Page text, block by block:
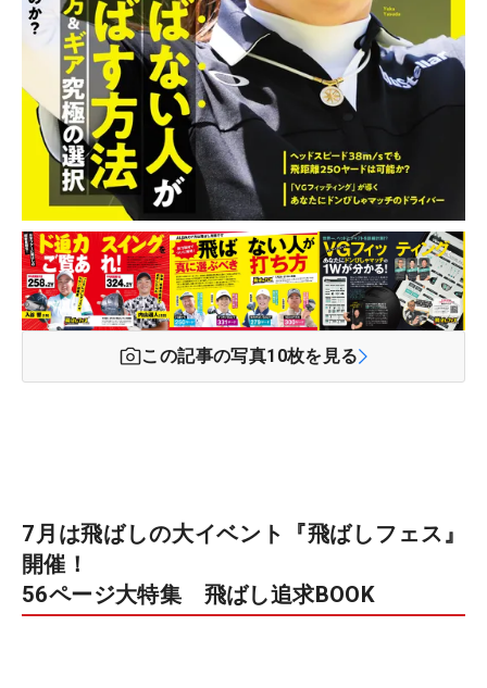
この記事の写真10枚を見る
7月は飛ばしの大イベント『飛ばしフェス』
開催！
56ページ大特集 飛ばし追求BOOK